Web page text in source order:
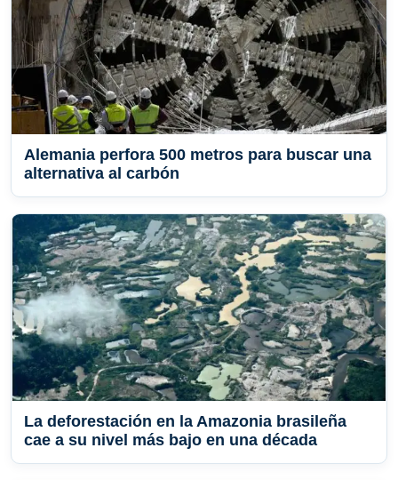
Alemania perfora 500 metros para buscar una
alternativa al carbón
La deforestación en la Amazonia brasileña
cae a su nivel más bajo en una década